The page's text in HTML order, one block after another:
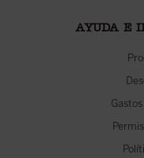
AYUDA E